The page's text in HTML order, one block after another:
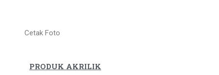
Cetak Foto
PRODUK AKRILIK